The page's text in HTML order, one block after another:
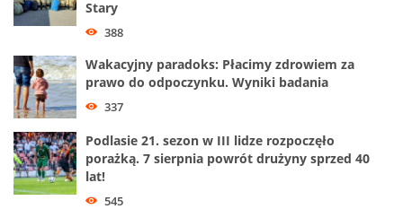
Stary
388
Wakacyjny paradoks: Płacimy zdrowiem za
prawo do odpoczynku. Wyniki badania
337
Podlasie 21. sezon w III lidze rozpoczęło
porażką. 7 sierpnia powrót drużyny sprzed 40
lat!
545